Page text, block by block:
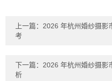
上一篇： 2026 年杭州婚纱摄影
考
下一篇： 2026 年杭州婚纱摄影
析